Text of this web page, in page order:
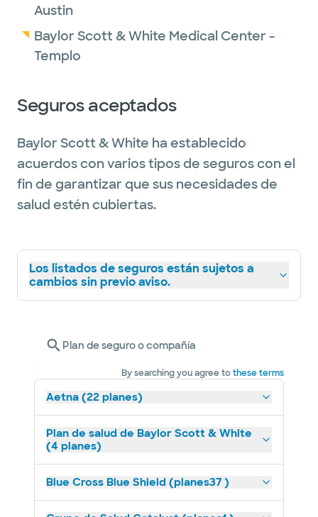
Austin
Baylor Scott & White Medical Center -
Templo
Seguros aceptados
Baylor Scott & White ha establecido
acuerdos con varios tipos de seguros con el
fin de garantizar que sus necesidades de
salud estén cubiertas.
Los listados de seguros están sujetos a
cambios sin previo aviso.
Plan de seguro o compañía
By searching you agree tothese terms
Aetna (22 planes)
Plan de salud de Baylor Scott & White
(4 planes)
Blue Cross Blue Shield (planes37 )